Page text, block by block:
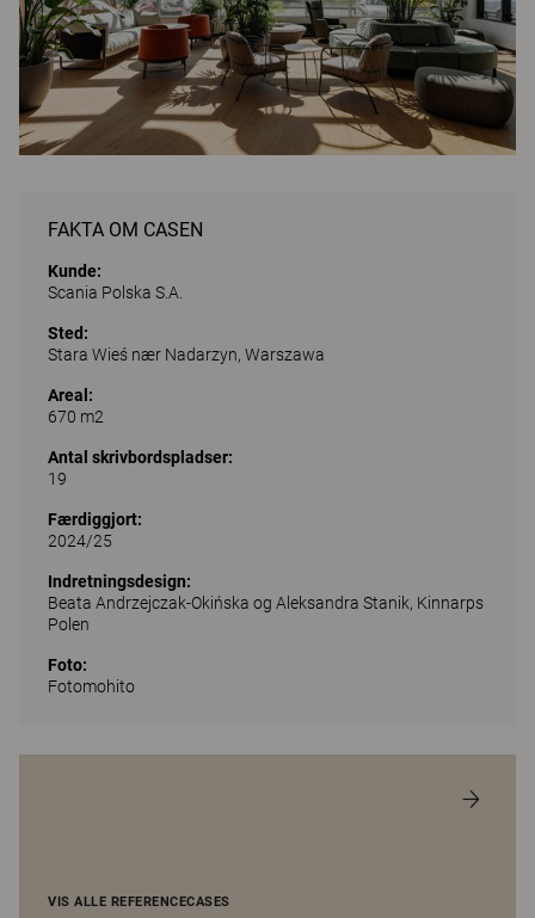
FAKTA OM CASEN
Kunde:
Scania Polska S.A.
Sted:
Stara Wieś nær Nadarzyn, Warszawa
Areal:
670 m2
Antal skrivbordspladser:
19
Færdiggjort:
2024/25
Indretningsdesign:
Beata Andrzejczak-Okińska og Aleksandra Stanik, Kinnarps
Polen
Foto:
Fotomohito
VIS ALLE REFERENCECASES